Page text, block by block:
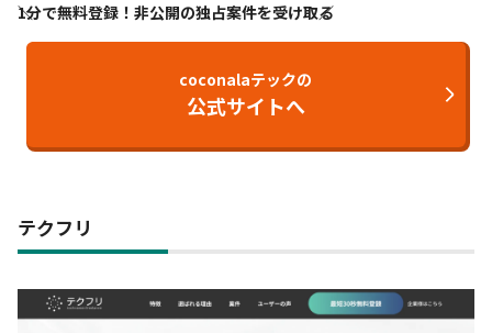
1分で無料登録！非公開の独占案件を受け取る
coconalaテックの
公式サイトへ
テクフリ